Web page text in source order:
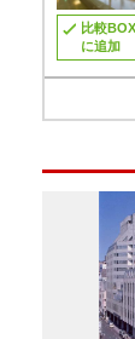
比較BOX
に追加